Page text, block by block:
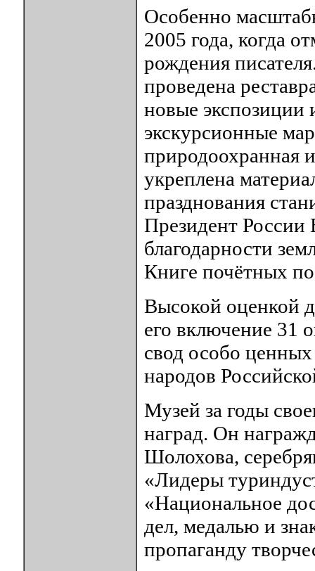
Особенно
2005 года, когда
рождения
проведена
новые экспозиции
экскурсионные
природоохранная
укреплена
празднования
Президент
благодарности
Книге почётных
Высокой оценкой
его включение 31
свод особо ценных
народов
Музей за годы
наград. Он
Шолохова,
«Лидеры
«Национальное
дел, медалью и
пропаганду